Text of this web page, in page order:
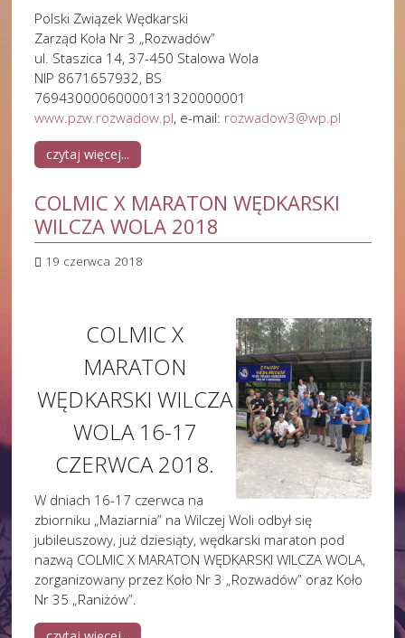
Polski Związek Wędkarski
Zarząd Koła Nr 3 „Rozwadów”
ul. Staszica 14, 37-450 Stalowa Wola
NIP 8671657932, BS
76943000060000131320000001
www.pzw.rozwadow.pl, e-mail: rozwadow3@wp.pl
czytaj więcej...
COLMIC X MARATON WĘDKARSKI
WILCZA WOLA 2018
19 czerwca 2018
COLMIC X
MARATON
WĘDKARSKI WILCZA
WOLA 16-17
CZERWCA 2018.
W dniach 16-17 czerwca na
zbiorniku „Maziarnia” na Wilczej Woli odbył się
jubileuszowy, już dziesiąty, wędkarski maraton pod
nazwą COLMIC X MARATON WĘDKARSKI WILCZA WOLA,
zorganizowany przez Koło Nr 3 „Rozwadów” oraz Koło
Nr 35 „Raniżów”.